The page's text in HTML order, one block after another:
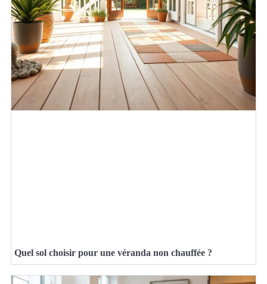
Quel sol choisir pour une véranda non chauffée ?